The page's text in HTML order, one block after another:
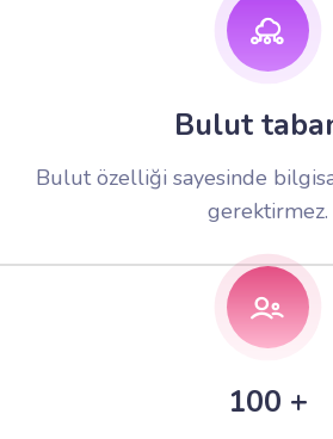
Bulut
Bulut özelliği sayesinde
gerektirmez.
100 +